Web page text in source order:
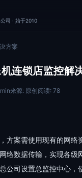
司 · 始于2010
方案
连锁店监控解
来源: 原创阅读: 78
方案需使用现有的网络
络数据传输，实现各级
公司设置总监控中心，